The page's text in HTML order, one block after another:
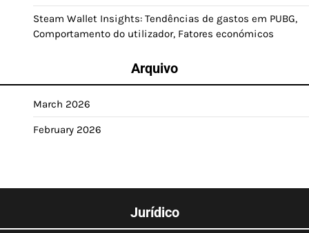
Steam Wallet Insights: Tendências de gastos em PUBG,
Comportamento do utilizador, Fatores económicos
Arquivo
March 2026
February 2026
Jurídico